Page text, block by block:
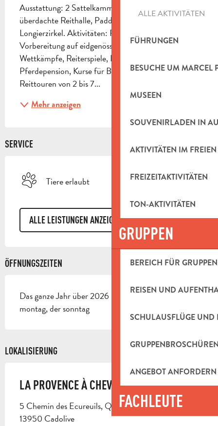
ALLE AKTIVITÄTEN
FÜHRUNGEN
BESUCHE UM MARCEL
MUSEEN
SOUVENIRLADEN IN
AKTIVITÄTEN IM FREIEN
FREIZEITAKTIVITÄTEN
TON-AKTIVITÄTEN
GRUPPEN
BEREICH FÜR GRUPPEN
REISEN UND
SCHULAUSFLÜGE UND
ANGEBOT ANFORDERN
FACHLEUTE
Ausstattung: 2 Sattelkammern, 2 Reitplätze, 1
überdachte Reithalle, Paddockgelände, Klubhaus,
Longierzirkel. Aktivitäten: Reitunterricht,
Vorbereitung auf eidgenössische Prüfungen,
Wettkämpfe, Reiterspiele, Pferdevermietung,
Pferdepension, Kurse für Bogenschießen zu Pferd.
Reittouren von 2 bis 7...
Mehr anzeigen
SERVICE
Tiere erlaubt
ALLE LEISTUNGEN ANZEIGEN
ÖFFNUNGSZEITEN
Das ganze Jahr über 2026 - Geschlossen der
montag, der sonntag
LOKALISIERUNG
LA PROVENCE À CHEVAL
5 Chemin des Ecureuils, Quartier Saint Joseph,
13950 Cadolive